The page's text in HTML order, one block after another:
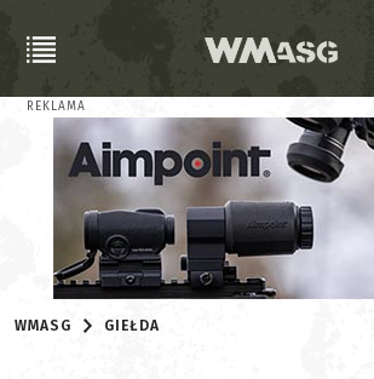
REKLAMA
WMASG GIEŁDA